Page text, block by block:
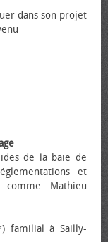
dans son projet
de la baie de
et
comme Mathieu
familial à Sailly-